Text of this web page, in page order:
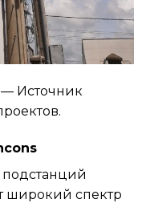
Источник
подстанций
широкий спектр